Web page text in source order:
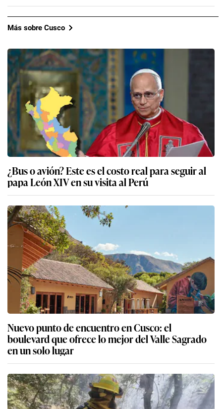
Más sobre Cusco
¿Bus o avión? Este es el costo real para seguir al
papa León XIV en su visita al Perú
Nuevo punto de encuentro en Cusco: el
boulevard que ofrece lo mejor del Valle Sagrado
en un solo lugar